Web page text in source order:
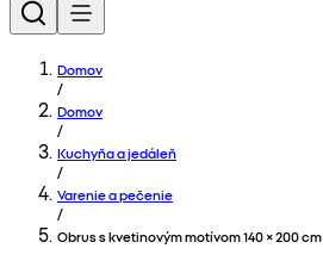
Domov
/
Domov
/
Kuchyňa a jedáleň
/
Varenie a pečenie
/
Obrus s kvetinovým motívom 140 × 200 cm